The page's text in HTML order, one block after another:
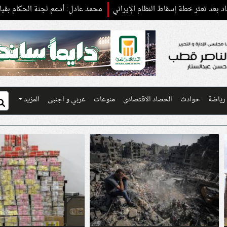
إسقاط النظام الإيراني محمد عادل: أدعم لجنة الحكام بقيادة عصام
رياضة حوادث الحصاد الاقتصادى منوعات عربي و اجنبى المزيد